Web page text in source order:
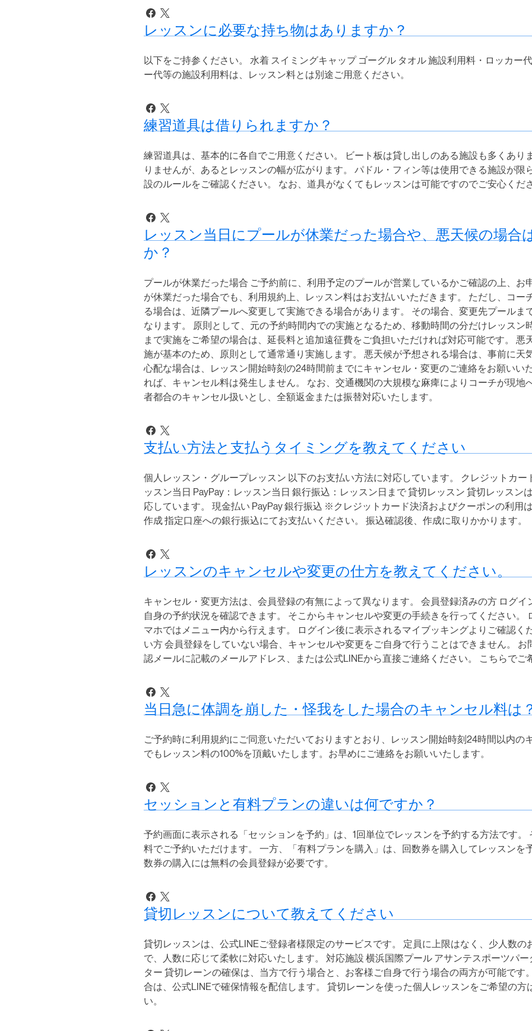
レッスンに必要な持ち物はありますか？
以下をご持参ください。 水着 スイミングキャップ ゴーグル タオル 施設利用料・ロッカー
ー代等の施設利用料は、レッスン料とは別途ご用意ください。
練習道具は借りられますか？
練習道具は、基本的に各自でご用意ください。 ビート板は貸し出しのある施設も多くあり
りませんが、あるとレッスンの幅が広がります。 パドル・フィン等は使用できる施設が限
設のルールをご確認ください。 なお、道具がなくてもレッスンは可能ですのでご安心くださ
レッスン当日にプールが休業だった場合や、悪天候の場合
か？
プールが休業だった場合 ご予約前に、利用予定のプールが営業しているかご確認の上、お
が休業だった場合でも、利用規約上、レッスン料はお支払いいただきます。 ただし、コー
る場合は、近隣プールへ変更して実施できる場合があります。 その場合、変更先プールま
なります。 原則として、元の予約時間内での実施となるため、移動時間の分だけレッスン
まで実施をご希望の場合は、延長料と追加遠征費をご負担いただければ対応可能です。 悪
施が基本のため、原則として通常通り実施します。 悪天候が予想される場合は、事前に天
心配な場合は、レッスン開始時刻の24時間前までにキャンセル・変更のご連絡をお願いい
れば、キャンセル料は発生しません。 なお、交通機関の大規模な麻痺によりコーチが現地
者都合のキャンセル扱いとし、全額返金または振替対応いたします。
支払い方法と支払うタイミングを教えてください
個人レッスン・グループレッスン 以下のお支払い方法に対応しています。 クレジットカー
ッスン当日 PayPay：レッスン当日 銀行振込：レッスン日まで 貸切レッスン 貸切レッスン
応しています。 現金払い PayPay 銀行振込 ※クレジットカード決済およびクーポンの利用
作成 指定口座への銀行振込にてお支払いください。 振込確認後、作成に取りかかります。
レッスンのキャンセルや変更の仕方を教えてください。
キャンセル・変更方法は、会員登録の有無によって異なります。 会員登録済みの方 ログ
自身の予約状況を確認できます。 そこからキャンセルや変更の手続きを行ってください。
マホではメニュー内から行えます。 ログイン後に表示されるマイブッキングよりご確認く
い方 会員登録をしていない場合、キャンセルや変更をご自身で行うことはできません。
認メールに記載のメールアドレス、または公式LINEから直接ご連絡ください。 こちらでご
当日急に体調を崩した・怪我をした場合のキャンセル料は
ご予約時に利用規約にご同意いただいておりますとおり、レッスン開始時刻24時間以内の
でもレッスン料の100%を頂戴いたします。お早めにご連絡をお願いいたします。
セッションと有料プランの違いは何ですか？
予約画面に表示される「セッションを予約」は、1回単位でレッスンを予約する方法です。
料でご予約いただけます。 一方、「有料プランを購入」は、回数券を購入してレッスンを
数券の購入には無料の会員登録が必要です。
貸切レッスンについて教えてください
貸切レッスンは、公式LINEご登録者様限定のサービスです。 定員に上限はなく、少人数の
で、人数に応じて柔軟に対応いたします。 対応施設 横浜国際プール アサンテスポーツパ
ター 貸切レーンの確保は、当方で行う場合と、お客様ご自身で行う場合の両方が可能です
合は、公式LINEで確保情報を配信します。 貸切レーンを使った個人レッスンをご希望の方
い。